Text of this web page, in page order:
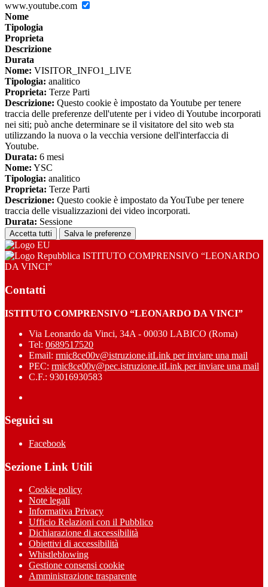
www.youtube.com
Nome
Tipologia
Proprieta
Descrizione
Durata
Nome: VISITOR_INFO1_LIVE
Tipologia: analitico
Proprieta: Terze Parti
Descrizione: Questo cookie è impostato da Youtube per tenere
traccia delle preferenze dell'utente per i video di Youtube incorporati
nei siti; può anche determinare se il visitatore del sito web sta
utilizzando la nuova o la vecchia versione dell'interfaccia di
Youtube.
Durata: 6 mesi
Nome: YSC
Tipologia: analitico
Proprieta: Terze Parti
Descrizione: Questo cookie è impostato da YouTube per tenere
traccia delle visualizzazioni dei video incorporati.
Durata: Sessione
Accetta tutti Salva le preferenze
ISTITUTO COMPRENSIVO “LEONARDO
DA VINCI”
Contatti
ISTITUTO COMPRENSIVO “LEONARDO DA VINCI”
Via Leonardo da Vinci, 34A - 00030 LABICO (Roma)
Tel: 0689517520
Email: rmic8ce00v@istruzione.itLink per inviare una mail
PEC: rmic8ce00v@pec.istruzione.itLink per inviare una mail
C.F.: 93016930583
Seguici su
Facebook
Sezione Link Utili
Cookie policy
Note legali
Informativa Privacy
Ufficio Relazioni con il Pubblico
Dichiarazione di accessibilità
Obiettivi di accessibilità
Whistleblowing
Gestione consensi cookie
Amministrazione trasparente